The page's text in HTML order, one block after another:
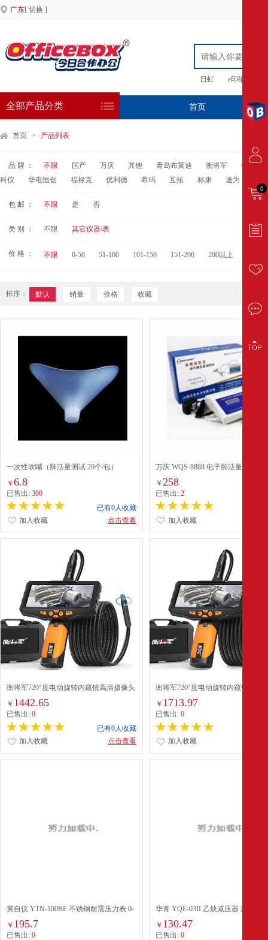
广东[ 切换 ]
日虹 e印硒鼓
全部产品分类 首页 专
首页 > 产品列表
品 牌 ： 不限 国产 万庆 其他 青岛布莱迪 衡将军
伊莱科
科仪
华电恒创 福禄克 优利德 希玛 互拓 标康 速为
包 邮 ： 不限 是 否
类 别 ： 不限 其它仪器/表
价 格 ： 不限 0-50 51-100 101-150 151-200 200以上
排序： 默认 销量 价格 收藏
一次性吹嘴（肺活量测试 20个/包）
￥ 6.8
已售出: 300
已有0人收藏
点击查看
加入收藏
万庆 WQS-8888 电子肺活量测试仪
色）
￥258
已售出:2
加入收藏
衡将军720°度电动旋转内窥镜高清摄像头
工业管道检测探测器可视探头+3米蛇管
￥ 1442.65
已售出: 0
已有0人收藏
点击查看
加入收藏
衡将军720°度电动旋转内窥镜高清
工业管道检测探测器可视探头+1米
￥ 1713.97
已售出:0
加入收藏
冀自仪 YTN-100BF 不锈钢耐震压力表 0-
压表充油压力表
￥ 195.7
已售出: 0
华青 YQE-03II 乙炔减压器 减压阀
￥ 130.47
已售出:0
0